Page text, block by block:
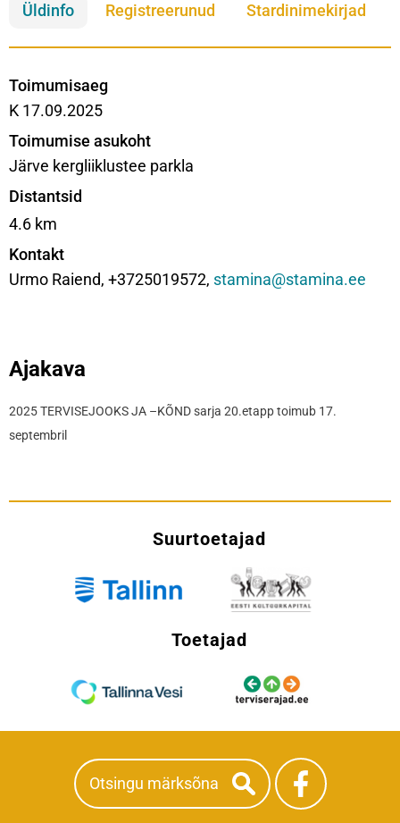
Üldinfo Registreerunud Stardinimekirjad
Toimumisaeg
K 17.09.2025
Toimumise asukoht
Järve kergliiklustee parkla
Distantsid
4.6 km
Kontakt
Urmo Raiend, +3725019572, stamina@stamina.ee
Ajakava
2025 TERVISEJOOKS JA –KÕND sarja 20.etapp toimub 17.
septembril
Suurtoetajad
Toetajad